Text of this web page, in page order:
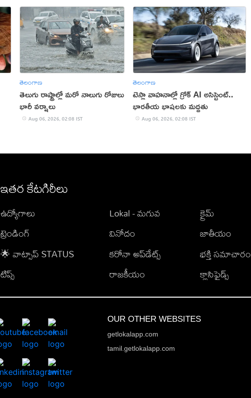
తెలంగాణ
తెలుగు రాష్ట్రాల్లో మరో నాలుగు రోజులు
భారీ వర్షాలు
Aug 06, 2026, 02:08 IST
తెలంగాణ
టెస్లా వాహనాల్లో గ్రోక్ AI అసిస్టెంట్..
భారతీయ భాషలకు మద్దతు
Aug 06, 2026, 02:08 IST
ఇతర కేటగిరీలు
ఉద్యోగాలు
ట్రెండింగ్
🌟 వాట్సాప్ STATUS
టిప్స్
Lokal - మగువ
వినోదం
కరోనా అప్‌డేట్స్
రాజకీయం
క్రైమ్
జాతీయం
భక్తి సమాచారం
క్లాసిఫైడ్స్
OUR OTHER WEBSITES
getlokalapp.com
tamil.getlokalapp.com